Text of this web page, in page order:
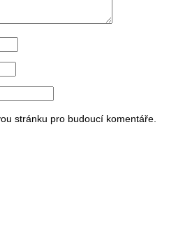
stránku pro budoucí komentáře.